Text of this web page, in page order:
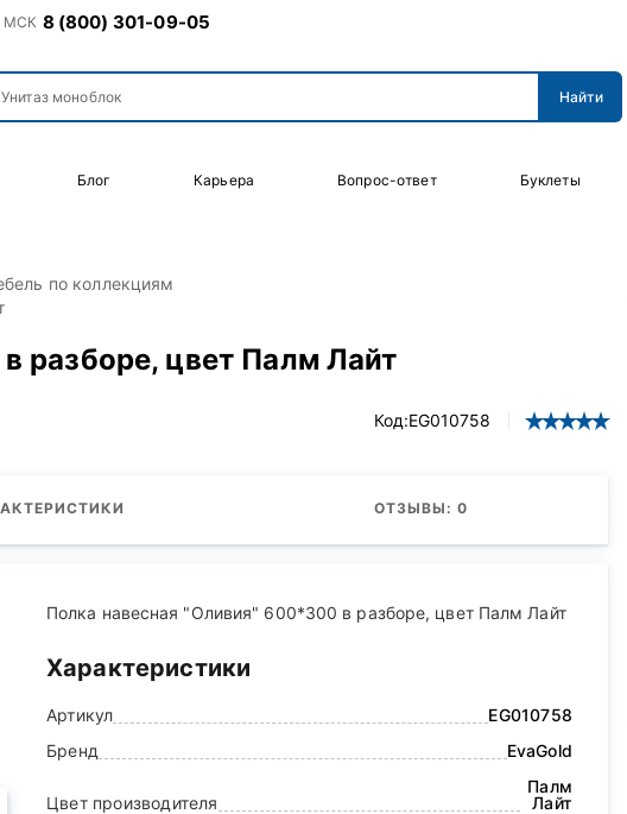
МСК 8 (800) 301-09-05
Блог Карьера Вопрос-ответ Буклеты
по коллекциям
разборе, цвет Палм Лайт
Код:EG010758
ОТЗЫВЫ: 0
Полка навесная "Оливия" 600*300 в разборе, цвет Палм Лайт
Характеристики
Артикул
EG010758
Бренд
EvaGold
Цвет производителя
Палм
Лайт